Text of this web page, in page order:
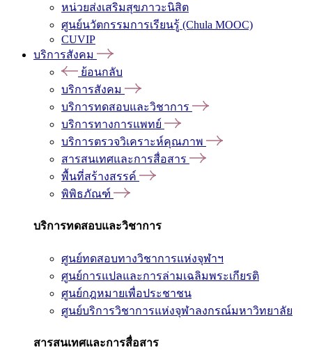
หน่วยส่งเสริมสุขภาวะนิสิต
ศูนย์นวัตกรรมการเรียนรู้ (Chula MOOC)
CUVIP
บริการสังคม
ย้อนกลับ
บริการสังคม
บริการทดสอบและวิชาการ
บริการทางการแพทย์
บริการตรวจวิเคราะห์คุณภาพ
สารสนเทศและการสื่อสาร
พื้นที่สร้างสรรค์
พิพิธภัณฑ์
บริการทดสอบและวิชาการ
ศูนย์ทดสอบทางวิชาการแห่งจุฬาฯ
ศูนย์การแปลและการล่ามเฉลิมพระเกียรติ
ศูนย์กฎหมายเพื่อประชาชน
ศูนย์บริการวิชาการแห่งจุฬาลงกรณ์มหาวิทยาลัย
สารสนเทศและการสื่อสาร